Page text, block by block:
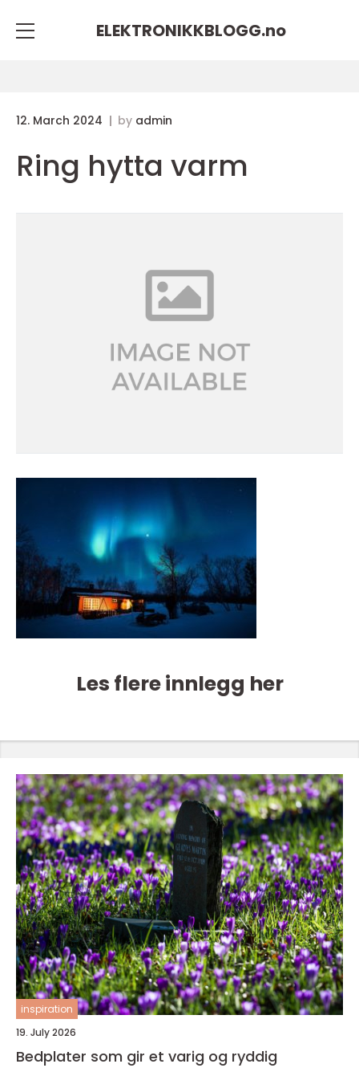
ELEKTRONIKKBLOGG.no
12. March 2024 by admin
Ring hytta varm
Les flere innlegg her
inspiration
19. July 2026
Bedplater som gir et varig og ryddig